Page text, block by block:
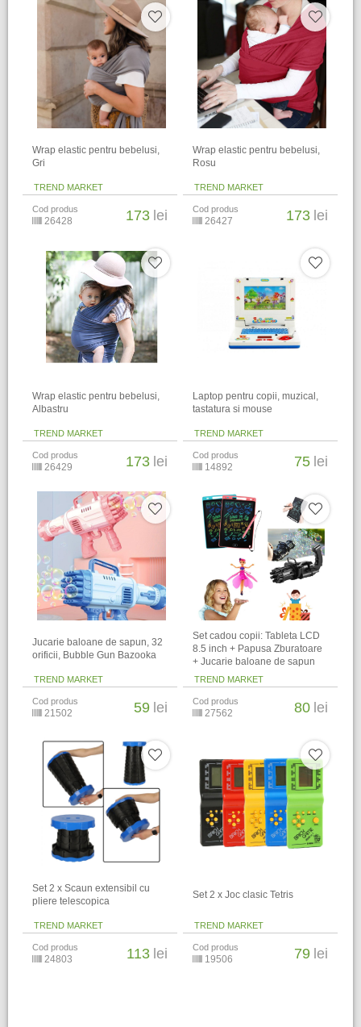
Wrap elastic pentru bebelusi,
Gri
TREND MARKET
Cod produs
26428 173 lei
Wrap elastic pentru bebelusi,
Rosu
TREND MARKET
Cod produs
26427 173 lei
Wrap elastic pentru bebelusi,
Albastru
TREND MARKET
Cod produs
26429 173 lei
Laptop pentru copii, muzical,
tastatura si mouse
TREND MARKET
Cod produs
14892 75 lei
Jucarie baloane de sapun, 32
orificii, Bubble Gun Bazooka
TREND MARKET
Cod produs
21502 59 lei
Set cadou copii: Tableta LCD
8.5 inch + Papusa Zburatoare
+ Jucarie baloane de sapun
TREND MARKET
Cod produs
27562 80 lei
Set 2 x Scaun extensibil cu
pliere telescopica
TREND MARKET
Cod produs
24803 113 lei
Set 2 x Joc clasic Tetris
TREND MARKET
Cod produs
19506 79 lei